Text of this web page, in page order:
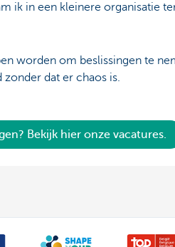
ik in een kleinere organisatie
worden om beslissingen te
dat er chaos is.
Bekijk hier onze vacatures.